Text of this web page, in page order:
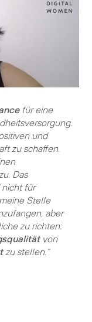
für eine
und
zu schaffen.
Das
nicht für
Stelle
aber
zu richten:
von
zu stellen.“